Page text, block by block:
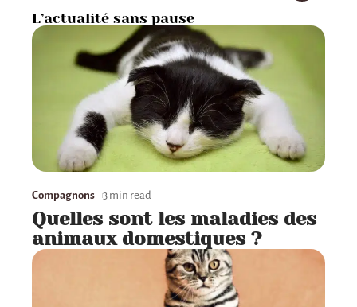
L’actualité sans pause
Compagnons 3 min read
Quelles sont les maladies des
animaux domestiques ?